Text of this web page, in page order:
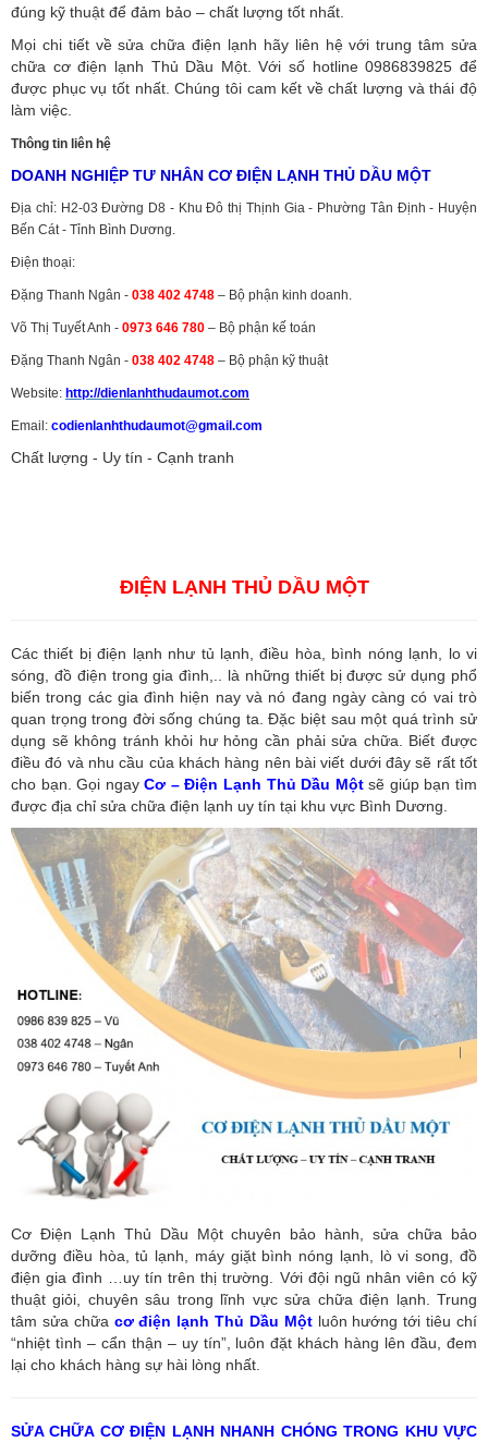
đúng kỹ thuật để đảm bảo – chất lượng tốt nhất.
Mọi chi tiết về sửa chữa điện lạnh hãy liên hệ với trung tâm sửa
chữa cơ điện lạnh Thủ Dầu Một. Với số hotline 0986839825 để
được phục vụ tốt nhất. Chúng tôi cam kết về chất lượng và thái độ
làm việc.
Thông tin liên hệ
DOANH NGHIỆP TƯ NHÂN CƠ ĐIỆN LẠNH THỦ DẦU MỘT
Địa chỉ: H2-03 Đường D8 - Khu Đô thị Thịnh Gia - Phường Tân Định - Huyện
Bến Cát - Tỉnh Bình Dương.
Điện thoại:
Đặng Thanh Ngân - 038 402 4748 – Bộ phận kinh doanh.
Võ Thị Tuyết Anh - 0973 646 780 – Bộ phận kế toán
Đặng Thanh Ngân - 038 402 4748 – Bộ phận kỹ thuật
Website: http://dienlanhthudaumot.com
Email: codienlanhthudaumot@gmail.com
Chất lượng - Uy tín - Cạnh tranh
ĐIỆN LẠNH THỦ DẦU MỘT
Các thiết bị điện lạnh như tủ lạnh, điều hòa, bình nóng lạnh, lo vi
sóng, đồ điện trong gia đình,.. là những thiết bị được sử dụng phổ
biến trong các gia đình hiện nay và nó đang ngày càng có vai trò
quan trọng trong đời sống chúng ta. Đặc biệt sau một quá trình sử
dụng sẽ không tránh khỏi hư hỏng cần phải sửa chữa. Biết được
điều đó và nhu cầu của khách hàng nên bài viết dưới đây sẽ rất tốt
cho bạn. Gọi ngayCơ – Điện Lạnh Thủ Dầu Một sẽ giúp bạn tìm
được địa chỉ sửa chữa điện lạnh uy tín tại khu vực Bình Dương.
Cơ Điện Lạnh Thủ Dầu Một chuyên bảo hành, sửa chữa bảo
dưỡng điều hòa, tủ lạnh, máy giặt bình nóng lạnh, lò vi song, đồ
điện gia đình …uy tín trên thị trường. Với đội ngũ nhân viên có kỹ
thuật giỏi, chuyên sâu trong lĩnh vực sửa chữa điện lạnh. Trung
tâm sửa chữa cơ điện lạnh Thủ Dầu Mộtluôn hướng tới tiêu chí
“nhiệt tình – cẩn thận – uy tín”, luôn đặt khách hàng lên đầu, đem
lại cho khách hàng sự hài lòng nhất.
SỬA CHỮA CƠ ĐIỆN LẠNH NHANH CHÓNG TRONG KHU VỰC